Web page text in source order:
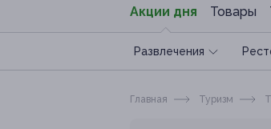
Акции дня Товары
Развлечения
Главная Туризм